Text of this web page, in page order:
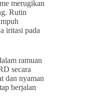
merugikan
Rutin
iritasi pada
ramuan
secara
dan nyaman
berjalan